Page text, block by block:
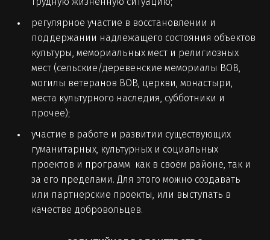
трудную жизненную ситуацию;
регулярное участие в восстановлении и
поддержании надлежащего состояния объектов
культуры, мемориальных мест и религиозных
мест (сельские/деревенские мемориалы ВОВ,
могилы ветеранов ВОВ, церкви, монастыри,
места культурного наследия, субботники и
прочее);
участие в работе и развитии существующих
гуманитарных, культурных и социальных
проектов и программ как в своём районе, так и
за его пределами. Для этого можно создавать
или партнерские проекты, или выступать в
качестве добровольцев.